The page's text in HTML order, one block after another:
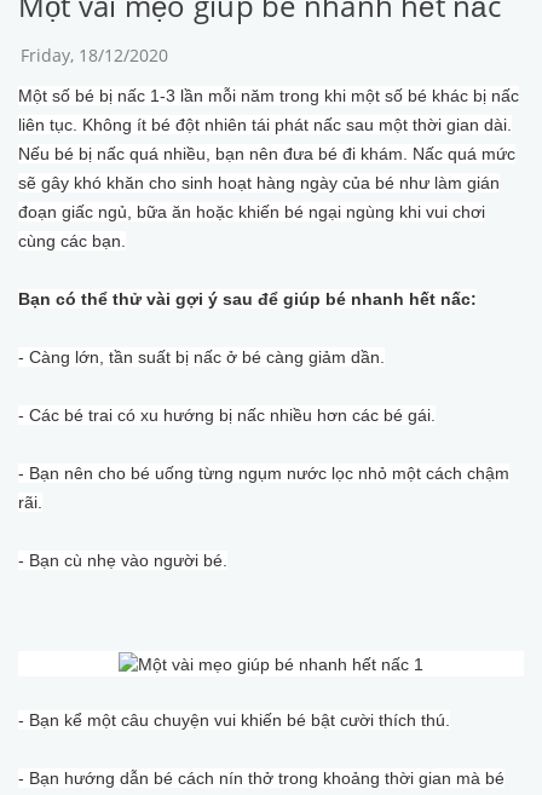
Friday, 18/12/2020
Một số bé bị nấc 1-3 lần mỗi năm trong khi một số bé khác bị nấc
liên tục. Không ít bé đột nhiên tái phát nấc sau một thời gian dài.
Nếu bé bị nấc quá nhiều, bạn nên đưa bé đi khám. Nấc quá mức
sẽ gây khó khăn cho sinh hoạt hàng ngày của bé như làm gián
đoạn giấc ngủ, bữa ăn hoặc khiến bé ngại ngùng khi vui chơi
cùng các bạn.
Bạn có thể thử vài gợi ý sau để giúp bé nhanh hết nấc:
- Càng lớn, tần suất bị nấc ở bé càng giảm dần.
- Các bé trai có xu hướng bị nấc nhiều hơn các bé gái.
- Bạn nên cho bé uống từng ngụm nước lọc nhỏ một cách chậm
rãi.
- Bạn cù nhẹ vào người bé.
- Bạn kể một câu chuyện vui khiến bé bật cười thích thú.
- Bạn hướng dẫn bé cách nín thở trong khoảng thời gian mà bé